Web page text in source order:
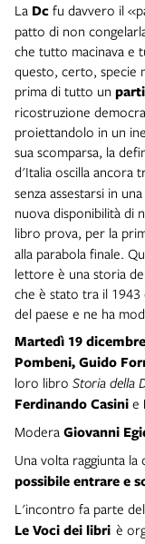
La Dc fu davvero il
patto di non
che tutto macinava e
questo, certo, specie
prima di tutto un
ricostruzione
proiettandolo in un
sua scomparsa, la
d'Italia oscilla ancora
senza assestarsi in
nuova disponibilità di
libro prova, per la
alla parabola finale.
lettore è una storia
che è stato tra il
del paese e ne ha
Martedì 19 dicembre
Pombeni, Guido
loro libro Storia della
Ferdinando Casini e
Modera Giovanni
Una volta raggiunta la
possibile entrare e
L'incontro fa parte
Le Voci dei libri è